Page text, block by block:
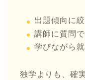
出題傾向に
講師に質問
学びながら
独学よりも、確